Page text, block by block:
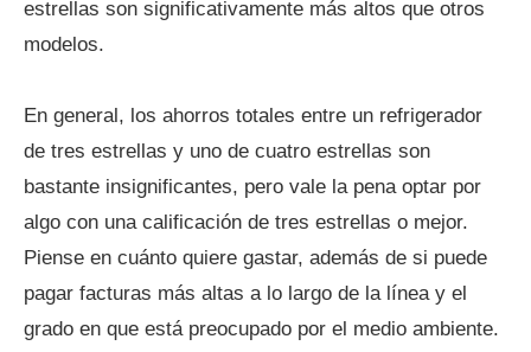
estrellas son significativamente más altos que otros
modelos.
En general, los ahorros totales entre un refrigerador
de tres estrellas y uno de cuatro estrellas son
bastante insignificantes, pero vale la pena optar por
algo con una calificación de tres estrellas o mejor.
Piense en cuánto quiere gastar, además de si puede
pagar facturas más altas a lo largo de la línea y el
grado en que está preocupado por el medio ambiente.